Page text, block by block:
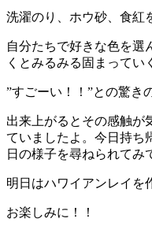
洗濯のり、ホウ砂、食紅
自分たちで好きな色を選
くとみるみる固まってい
”すごーい！！”との驚き
出来上がるとその感触が
ていましたよ。今日持ち
日の様子を尋ねられてみ
明日はハワイアンレイを
お楽しみに！！